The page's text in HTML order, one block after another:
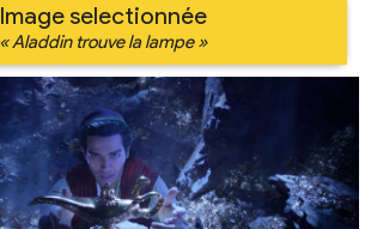
Image selectionnée
« Aladdin trouve la lampe »